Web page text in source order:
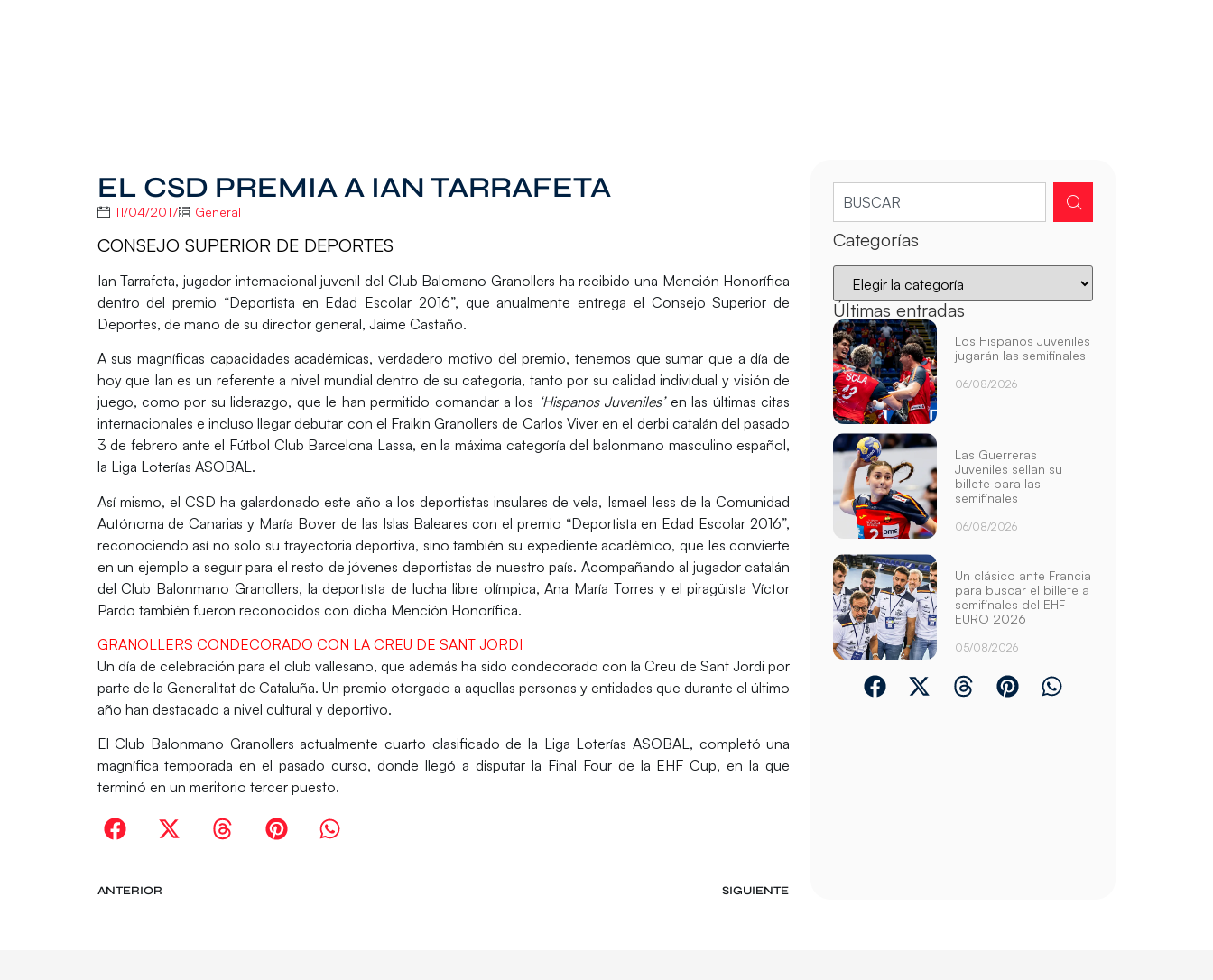
EL CSD PREMIA A IAN TARRAFETA
11/04/2017 General
CONSEJO SUPERIOR DE DEPORTES
Ian Tarrafeta, jugador internacional juvenil del Club Balomano Granollers ha recibido una Mención Honorífica
dentro del premio “Deportista en Edad Escolar 2016”, que anualmente entrega el Consejo Superior de
Deportes, de mano de su director general, Jaime Castaño.
A sus magníficas capacidades académicas, verdadero motivo del premio, tenemos que sumar que a día de
hoy que Ian es un referente a nivel mundial dentro de su categoría, tanto por su calidad individual y visión de
juego, como por su liderazgo, que le han permitido comandar a los ‘Hispanos Juveniles’en las últimas citas
internacionales e incluso llegar debutar con el Fraikin Granollers de Carlos Viver en el derbi catalán del pasado
3 de febrero ante el Fútbol Club Barcelona Lassa, en la máxima categoría del balonmano masculino español,
la Liga Loterías ASOBAL.
Así mismo, el CSD ha galardonado este año a los deportistas insulares de vela, Ismael Iess de la Comunidad
Autónoma de Canarias y María Bover de las Islas Baleares con el premio “Deportista en Edad Escolar 2016”,
reconociendo así no solo su trayectoria deportiva, sino también su expediente académico, que les convierte
en un ejemplo a seguir para el resto de jóvenes deportistas de nuestro país. Acompañando al jugador catalán
del Club Balonmano Granollers, la deportista de lucha libre olímpica,Ana María Torres y el piragüistaVíctor
Pardo también fueron reconocidos con dicha Mención Honorífica.
GRANOLLERS CONDECORADO CON LA CREU DE SANT JORDI
Un día de celebración para el club vallesano, que además ha sido condecorado con laCreu de Sant Jordi por
parte de la Generalitat de Cataluña. Un premio otorgado a aquellas personas y entidades que durante el último
año han destacado a nivel cultural y deportivo.
El Club Balonmano Granollers actualmente cuarto clasificado de la Liga Loterías ASOBAL, completó una
magnífica temporada en el pasado curso, donde llegó a disputar la Final Four de la EHF Cup, en la que
terminó en un meritorio tercer puesto.
ANTERIOR SIGUIENTE
Categorías
Últimas entradas
Los Hispanos Juveniles
jugarán las semifinales
06/08/2026
Las Guerreras
Juveniles sellan su
billete para las
semifinales
06/08/2026
Un clásico ante Francia
para buscar el billete a
semifinales del EHF
EURO 2026
05/08/2026